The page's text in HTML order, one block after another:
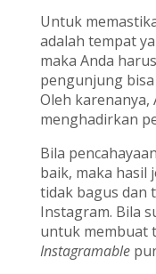
Untuk
adalah tempat
maka Anda
pengunjung
Oleh karenanya,
menghadirkan
Bila
baik, maka
tidak bagus dan
Instagram. Bila
untuk membuat
Instagramable